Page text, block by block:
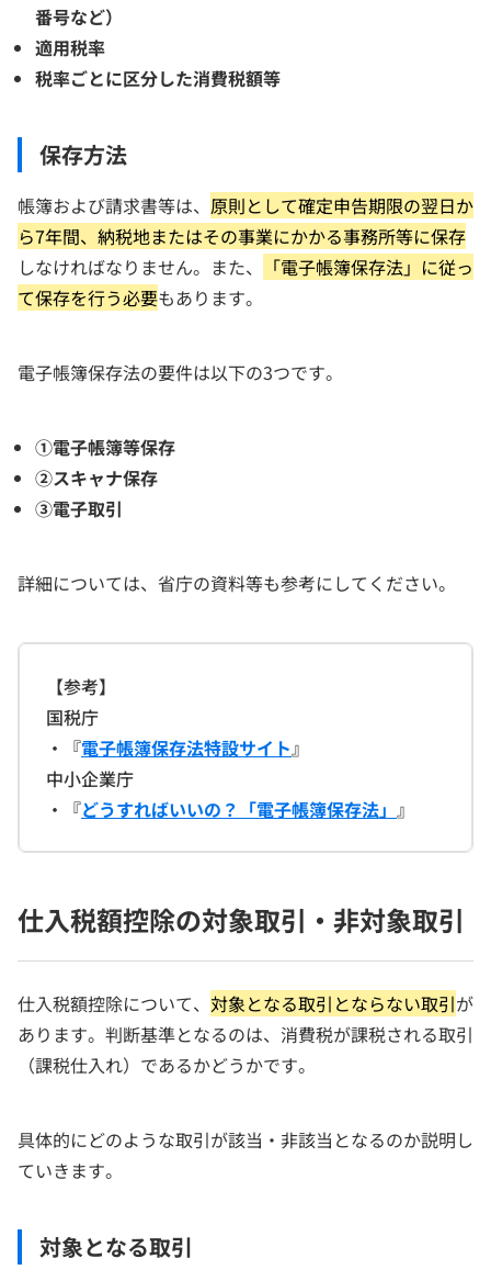
番号など）
適用税率
税率ごとに区分した消費税額等
保存方法
帳簿および請求書等は、 原則として確定申告期限の翌日か
ら7年間、納税地またはその事業にかかる事務所等に保存
しなければなりません。また、
「電子帳簿保存法」に従っ
て保存を行う必要もあります。
電子帳簿保存法の要件は以下の3つです。
①電子帳簿等保存
②スキャナ保存
③電子取引
詳細については、省庁の資料等も参考にしてください。
【参考】
国税庁
・『電子帳簿保存法特設サイト』
中小企業庁
・『どうすればいいの？「電子帳簿保存法」 』
仕入税額控除の対象取引・非対象取引
仕入税額控除について、 対象となる取引とならない取引が
あります。判断基準となるのは、消費税が課税される取引
（課税仕入れ）であるかどうかです。
具体的にどのような取引が該当・非該当となるのか説明し
ていきます。
対象となる取引